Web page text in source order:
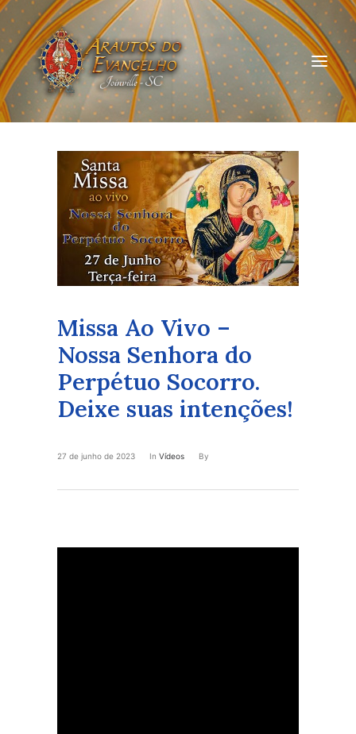
QUEM SOMOS
ARAUTOS JOINVILLE
CURSOS ON-LINE
Missa Ao Vivo –
Nossa Senhora do
Perpétuo Socorro.
Deixe suas intenções!
27 de junho de 2023 In Vídeos By